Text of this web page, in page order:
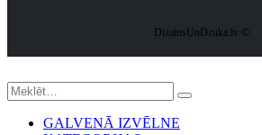
DizainsUnDruka.lv ©
GALVENĀ IZVĒLNE